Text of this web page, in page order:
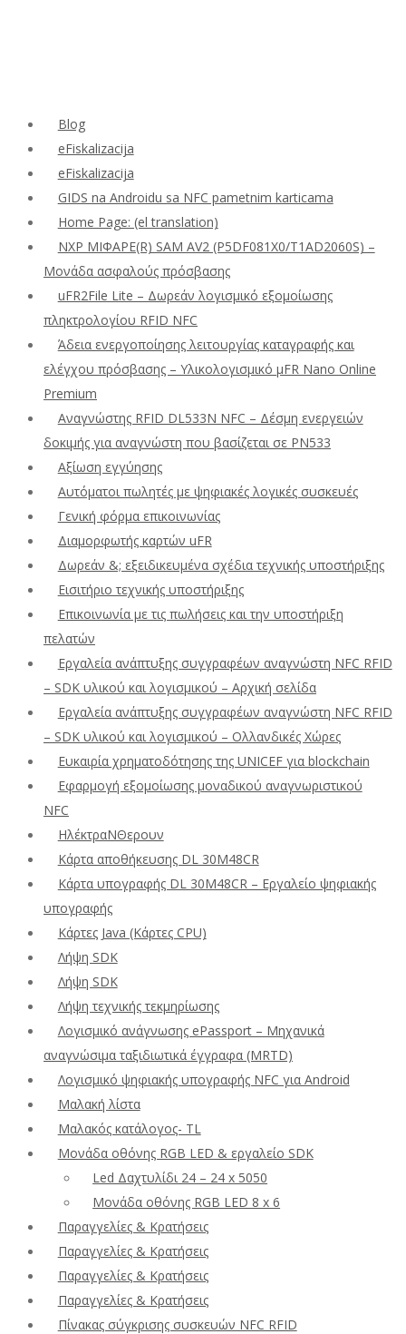
Blog
eFiskalizacija
eFiskalizacija
GIDS na Androidu sa NFC pametnim karticama
Home Page: (el translation)
NXP ΜΙΦΑΡΕ(R) SAM AV2 (P5DF081X0/T1AD2060S) –
Μονάδα ασφαλούς πρόσβασης
uFR2File Lite – Δωρεάν λογισμικό εξομοίωσης
πληκτρολογίου RFID NFC
Άδεια ενεργοποίησης λειτουργίας καταγραφής και
ελέγχου πρόσβασης – Υλικολογισμικό μFR Nano Online
Premium
Αναγνώστης RFID DL533N NFC – Δέσμη ενεργειών
δοκιμής για αναγνώστη που βασίζεται σε PN533
Αξίωση εγγύησης
Αυτόματοι πωλητές με ψηφιακές λογικές συσκευές
Γενική φόρμα επικοινωνίας
Διαμορφωτής καρτών uFR
Δωρεάν &; εξειδικευμένα σχέδια τεχνικής υποστήριξης
Εισιτήριο τεχνικής υποστήριξης
Επικοινωνία με τις πωλήσεις και την υποστήριξη
πελατών
Εργαλεία ανάπτυξης συγγραφέων αναγνώστη NFC RFID
– SDK υλικού και λογισμικού – Αρχική σελίδα
Εργαλεία ανάπτυξης συγγραφέων αναγνώστη NFC RFID
– SDK υλικού και λογισμικού – Ολλανδικές Χώρες
Ευκαιρία χρηματοδότησης της UNICEF για blockchain
Εφαρμογή εξομοίωσης μοναδικού αναγνωριστικού
NFC
ΗλέκτραΝΘερουν
Κάρτα αποθήκευσης DL 30M48CR
Κάρτα υπογραφής DL 30M48CR – Εργαλείο ψηφιακής
υπογραφής
Κάρτες Java (Κάρτες CPU)
Λήψη SDK
Λήψη SDK
Λήψη τεχνικής τεκμηρίωσης
Λογισμικό ανάγνωσης ePassport – Μηχανικά
αναγνώσιμα ταξιδιωτικά έγγραφα (MRTD)
Λογισμικό ψηφιακής υπογραφής NFC για Android
Μαλακή λίστα
Μαλακός κατάλογος- TL
Μονάδα οθόνης RGB LED & εργαλείο SDK
Led Δαχτυλίδι 24 – 24 x 5050
Μονάδα οθόνης RGB LED 8 x 6
Παραγγελίες & Κρατήσεις
Παραγγελίες & Κρατήσεις
Παραγγελίες & Κρατήσεις
Παραγγελίες & Κρατήσεις
Πίνακας σύγκρισης συσκευών NFC RFID